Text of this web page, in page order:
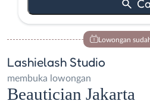
Lowongan
Lashielash Studio
membuka lowongan
Beautician Jakarta